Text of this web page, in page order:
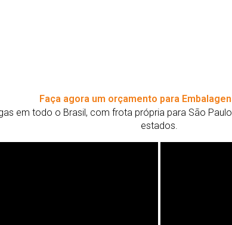
Faça agora um orçamento para
em todo o Brasil, com frota própria para São
estados.